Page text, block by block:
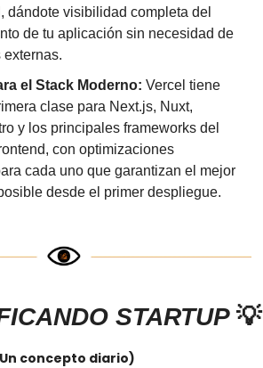
dándote visibilidad completa del
de tu aplicación sin necesidad de
externas.
el Stack Moderno: Vercel tiene
clase para Next.js, Nuxt,
y los principales frameworks del
con optimizaciones
cada uno que garantizan el mejor
desde el primer despliegue.
STARTUP 💡
concepto diario)